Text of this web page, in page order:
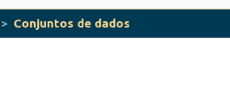
Conjuntos de dados